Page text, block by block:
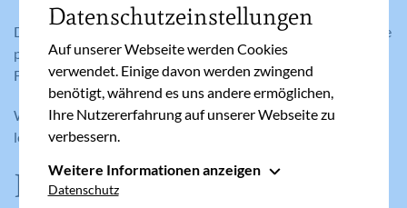
Dein Kind ist nicht das Problem. Es reagiert auf eine Welt, die
permanent um Aufmerksamkeit kämpft und dabei genau die
Fähigkeiten schwächt, die in der Schule gebraucht werden.
Wenn wir das nicht erkennen, versuchen wir, Symptome zu
lösen, während die eigentliche Ursache bestehen bleibt.
Ein neuer Umgang
Datenschutzeinstellungen
Auf unserer Webseite werden Cookies
verwendet. Einige davon werden zwingend
benötigt, während es uns andere ermöglichen,
Ihre Nutzererfahrung auf unserer Webseite zu
verbessern.
Essenziell
Weitere Informationen anzeigen
Datenschutz